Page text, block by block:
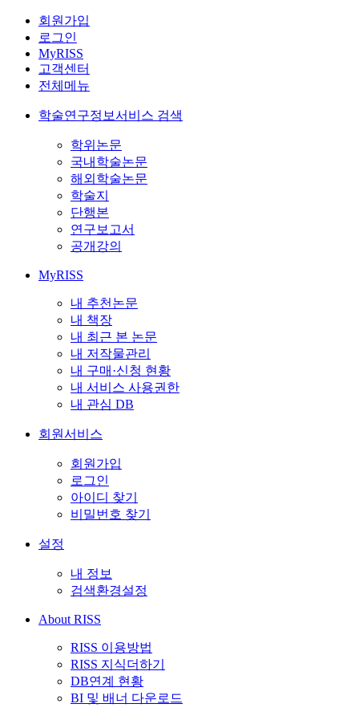
회원가입
로그인
MyRISS
고객센터
전체메뉴
학술연구정보서비스 검색
학위논문
국내학술논문
해외학술논문
학술지
단행본
연구보고서
공개강의
MyRISS
내 추천논문
내 책장
내 최근 본 논문
내 저작물관리
내 구매·신청 현황
내 서비스 사용권한
내 관심 DB
회원서비스
회원가입
로그인
아이디 찾기
비밀번호 찾기
설정
내 정보
검색환경설정
About RISS
RISS 이용방법
RISS 지식더하기
DB연계 현황
BI 및 배너 다운로드